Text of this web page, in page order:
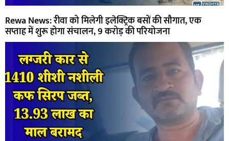
Rewa News: रीवा को मिलेगी इलेक्ट्रिक बसों की सौगात, एक
सप्ताह में शुरू होगा संचालन, 9 करोड़ की परियोजना